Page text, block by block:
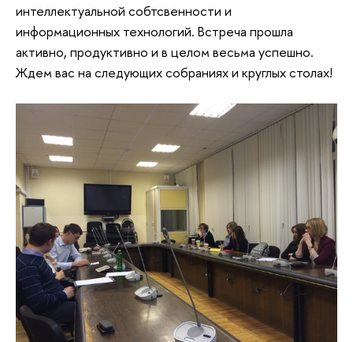
интеллектуальной собтсвенности и
информационных технологий. Встреча прошла
активно, продуктивно и в целом весьма успешно.
Ждем вас на следующих собраниях и круглых столах!